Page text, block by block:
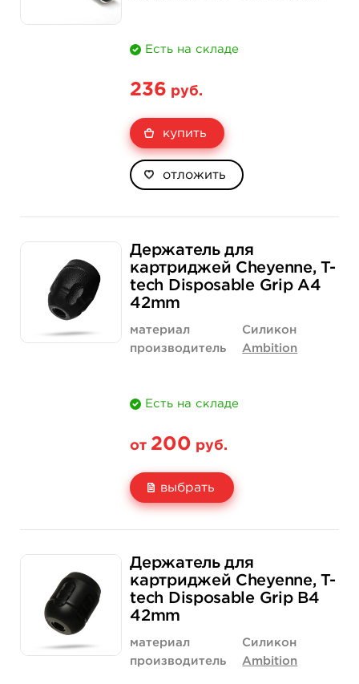
Есть на складе
236 руб.
купить
отложить
Держатель для
картриджей Cheyenne, T-
tech Disposable Grip А4
42mm
материал
Силикон
производитель
Ambition
Есть на складе
от 200 руб.
выбрать
Количество
200 руб.
купить купить
Держатель для
картриджей Cheyenne, T-
tech Disposable Grip B4
42mm
материал
Силикон
производитель
Ambition